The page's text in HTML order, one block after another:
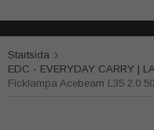
Startsida
EDC - EVERYDAY CARRY |
Ficklampa Acebeam L35 2.0